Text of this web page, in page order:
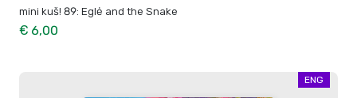
mini kuš! 89: Eglė and the Snake
€ 6,00
ENG